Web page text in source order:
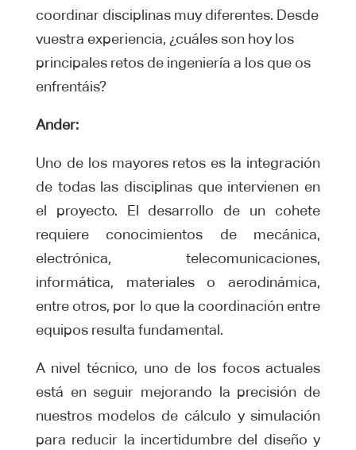
coordinar disciplinas muy diferentes. Desde
vuestra experiencia, ¿cuáles son hoy los
principales retos de ingeniería a los que os
enfrentáis?
Ander:
Uno de los mayores retos es la integración
de todas las disciplinas que intervienen en
el proyecto. El desarrollo de un cohete
requiere conocimientos de mecánica,
electrónica, telecomunicaciones,
informática, materiales o aerodinámica,
entre otros, por lo que la coordinación entre
equipos resulta fundamental.
A nivel técnico, uno de los focos actuales
está en seguir mejorando la precisión de
nuestros modelos de cálculo y simulación
para reducir la incertidumbre del diseño y